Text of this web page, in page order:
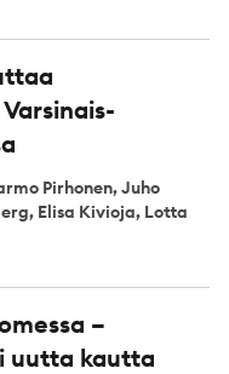
Pirhonen, Juho
Elisa Kivioja, Lotta
–
uutta kautta